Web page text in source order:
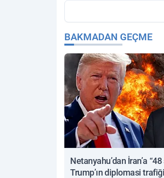
BAKMADAN GEÇME
Netanyahu’dan İran’a
Trump’ın diplomasi